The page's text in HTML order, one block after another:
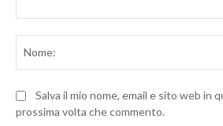
Salva il mio nome, email e sito web in
prossima volta che commento.